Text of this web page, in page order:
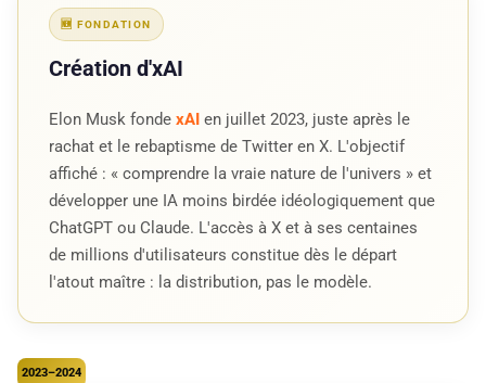
🆕 FONDATION
Création d'xAI
Elon Musk fonde xAI en juillet 2023, juste après le
rachat et le rebaptisme de Twitter en X. L'objectif
affiché : « comprendre la vraie nature de l'univers » et
développer une IA moins birdée idéologiquement que
ChatGPT ou Claude. L'accès à X et à ses centaines
de millions d'utilisateurs constitue dès le départ
l'atout maître : la distribution, pas le modèle.
2023–2024